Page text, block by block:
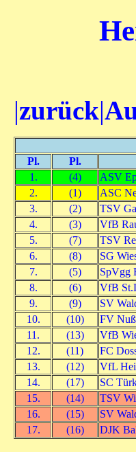
|zurück|
Pl. Pl.
1.
(4)
ASV
2.
(1)
ASC
3.
(2)
TSV
4.
(3)
VfB
5.
(7)
TSV
6.
(8)
SG
7.
(5)
SpVgg
8.
(6)
VfB
9.
(9)
SV
10.
(10)
FV
11.
(13)
VfB
12.
(11)
FC
13.
(12)
VfL
14.
(17)
SC
15.
(14)
TSV
16.
(15)
SV
17.
(16) DJK